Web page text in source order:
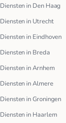
Diensten in Den Haag
Diensten in Utrecht
Diensten in Eindhoven
Diensten in Breda
Diensten in Arnhem
Diensten in Almere
Diensten in Groningen
Diensten in Haarlem